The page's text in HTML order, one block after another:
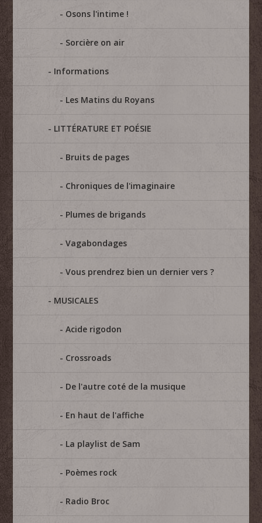
Osons l'intime !
Sorcière on air
Informations
Les Matins du Royans
LITTÉRATURE ET POÉSIE
Bruits de pages
Chroniques de l'imaginaire
Plumes de brigands
Vagabondages
Vous prendrez bien un dernier vers ?
MUSICALES
Acide rigodon
Crossroads
De l'autre coté de la musique
En haut de l'affiche
La playlist de Sam
Poèmes rock
Radio Broc